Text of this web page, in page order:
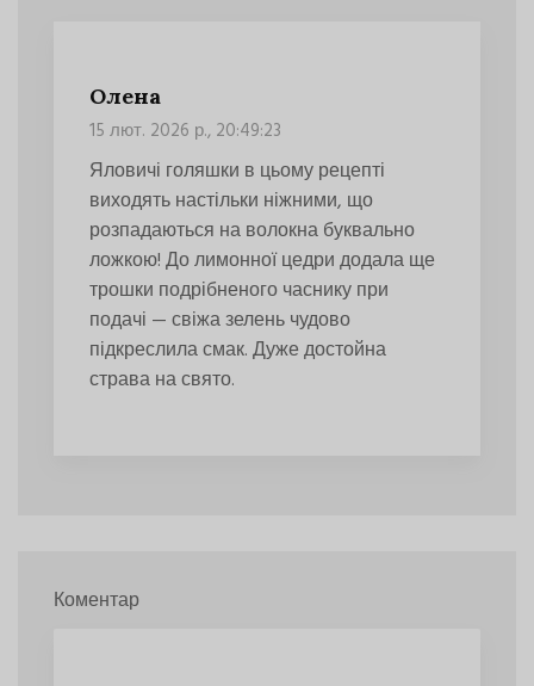
Олена
15 лют. 2026 р., 20:49:23
Яловичі голяшки в цьому рецепті
виходять настільки ніжними, що
розпадаються на волокна буквально
ложкою! До лимонної цедри додала ще
трошки подрібненого часнику при
подачі — свіжа зелень чудово
підкреслила смак. Дуже достойна
страва на свято.
Коментар